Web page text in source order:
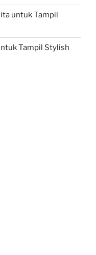
untuk Tampil
Tampil Stylish